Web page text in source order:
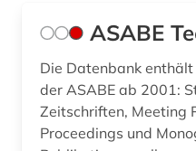
japan (2)
kernenergie (3)
ASABE
Die Datenbank
der ASABE ab 2001:
Zeitschriften, Meeting
Proceedings und